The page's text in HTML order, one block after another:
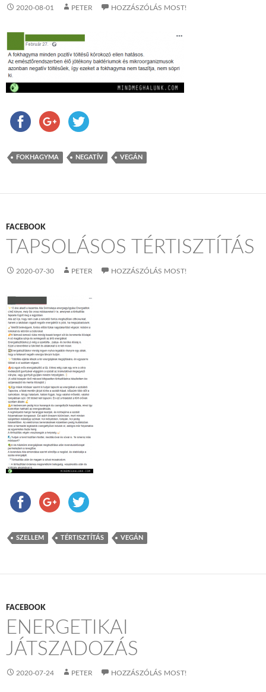
2020-08-01 PETER HOZZÁSZÓLÁS MOST!
FOKHAGYMA NEGATÍV VEGÁN
FACEBOOK
TAPSOLÁSOS TÉRTISZTÍTÁS
2020-07-30 PETER HOZZÁSZÓLÁS MOST!
SZELLEM TÉRTISZTÍTÁS VEGÁN
FACEBOOK
ENERGETIKAI
JÁTSZADOZÁS
2020-07-24 PETER HOZZÁSZÓLÁS MOST!